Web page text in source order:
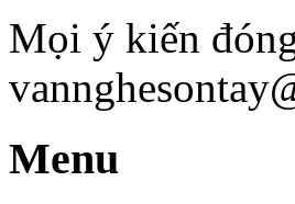
Mọi ý kiến
Menu